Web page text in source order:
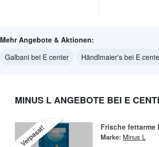
Mehr Angebote & Aktionen:
Galbani bei E center
Händlmaier's bei E
MINUS L ANGEBOTE BEI E
Verpasst! Frische fettarme
Marke: Minus L